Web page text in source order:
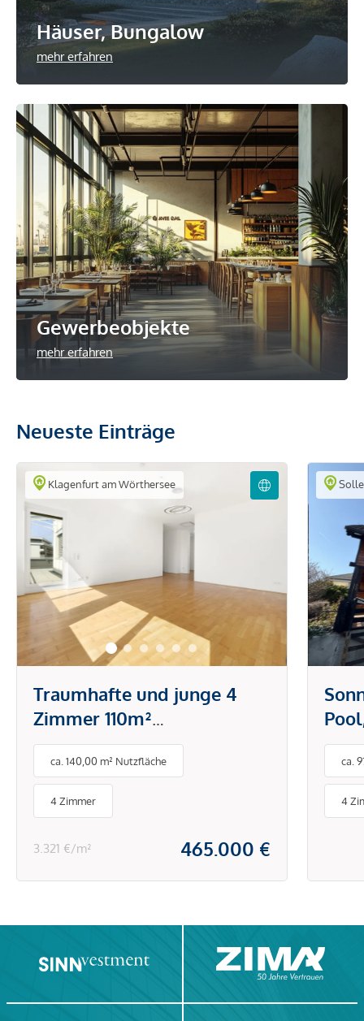
Häuser, Bungalow
mehr erfahren
Gewerbeobjekte
mehr erfahren
Neueste Einträge
Klagenfurt am Wörthersee
Traumhafte und junge 4
Zimmer 110m²
Terrassenwohnung plus 2
Tiefgaragenplätze -
Stadtwohnung - Hans-
Sachs-Straße
ca. 140,00 m² Nutzfläche
4 Zimmer
3.321 €/m² 465.000 €
in
ca.
4